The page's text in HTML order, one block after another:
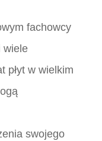
fachowcy
wiele
płyt w wielkim
swojego